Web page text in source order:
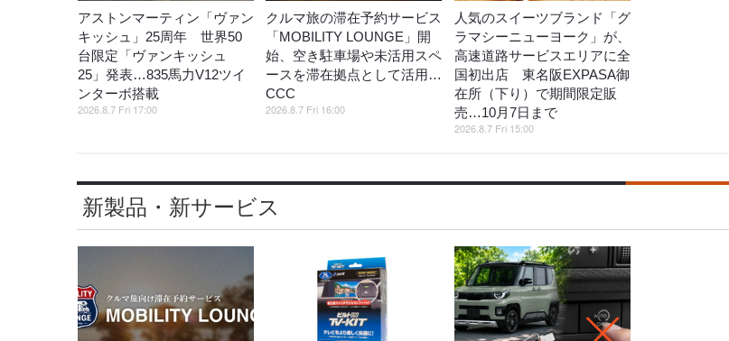
アストンマーティン「ヴァン
キッシュ」25周年 世界50
台限定「ヴァンキッシュ
25」発表…835馬力V12ツイ
ンターボ搭載
2026.8.7 Fri 17:00
クルマ旅の滞在予約サービス
「MOBILITY LOUNGE」開
始、空き駐車場や未活用スペ
ースを滞在拠点として活用…
CCC
2026.8.7 Fri 16:00
人気のスイーツブランド「グ
ラマシーニューヨーク」が、
高速道路サービスエリアに全
国初出店 東名阪EXPASA御
在所（下り）で期間限定販
売…10月7日まで
2026.8.7 Fri 15:00
新製品・新サービス